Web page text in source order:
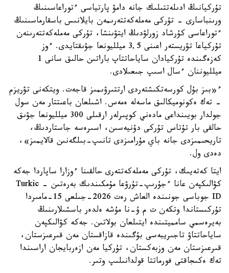
تۇركيانىڭ ادىلەتتىلىك جانە دامۋ پارتياسى ءتوراعاسىنىڭ
ورىنباسارى - تۇركى مەملەكەتتەرىمەن بايلانىس باسقارماسىنىڭ
ءتوراعاسى كۇرشاد زورلۋدىڭ ايتۋىنشا، تۇركى مەملەكەتتەرىنەن
تۇركياعا تۋريستەر اعىنى 3,5 ميلليونعا جۋىقتايدى. ءوز
كەزەگىندە تۇركيادان ساياحاتتاپ باراتىن حالىق سانى 1
ميلليوننان ءسال اسىپ جىعىلادى.
ء«بىز بۇل كورسەتكىشتەردى ارتتىرۋىمىز قاجەت. ويتكەنى تۋريزم
- تەك ەكونوميكالىق ماسەلە ەمەس. اشىلعان باعىتتار مەن سول
جولدار بويىنداعى مادەني كوپىرلەر ارقىلى 300 ميلليونعا جۋىق
حالقى بار تۇتاس تۇركى دۇنيەسىن، اسىرەسە جاستاردىڭ،
تاريحىمىزدى جانە باي مۇرامىزدى تانىپ-بىلگەنىن قالايمىز»،
دەدى ول.
ايتا كەتەيىك، تۇركى مەملەكەتتەرى حالقىنا ءوزارا ساپاردا جەكە
كۋالىكپەن عانا ءجۇرىپ-تۇرۋعا مۇمكىندىك بەرەتىن - Turkic
ID جوباسى جونىندە العاش رەت 2026-جىلعى 15-مامىردا
تۇركىستاندا وتكەن ت م ۇ-نا مۇشە ەلدەر باسشىلارىنىڭ
بەيرەسمي سامميتىندە ايتىلعان بولاتىن. جەكە كۋالىكپەن
ساياحاتتاۋ تاجىريبەسى بۇگىندە قازاقستان مەن قىرعىزستان،
قىرعىزستان مەن وزبەكستان، تۇركيا مەن ازەربايجان اراسىندا
تەك ەكىجاقتى فورماتتا قولدانىلىپ وتىر.